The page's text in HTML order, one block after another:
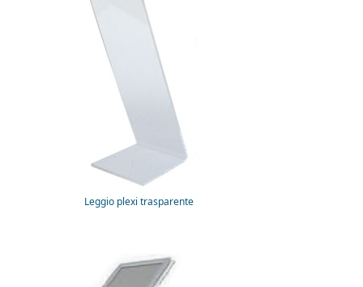
Leggio plexi trasparente